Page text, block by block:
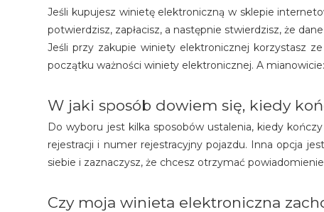
Jeśli kupujesz winietę elektroniczną w sklepie
potwierdzisz, zapłacisz, a następnie stwierdzisz, że
Jeśli przy zakupie winiety elektronicznej korzystasz
początku ważności winiety elektronicznej. A
W jaki sposób dowiem się, kiedy
Do wyboru jest kilka sposobów ustalenia, kiedy
rejestracji i numer rejestracyjny pojazdu. Inna opcja
siebie i zaznaczysz, że chcesz otrzymać
Czy moja winieta elektroniczna